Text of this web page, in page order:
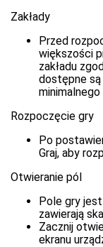
Zakłady
Przed
większości
zakładu
dostępne są
Rozpoczęcie gry
Po
Graj, aby
Otwieranie pól
Pole gry
zawierają
Zacznij
ekranu